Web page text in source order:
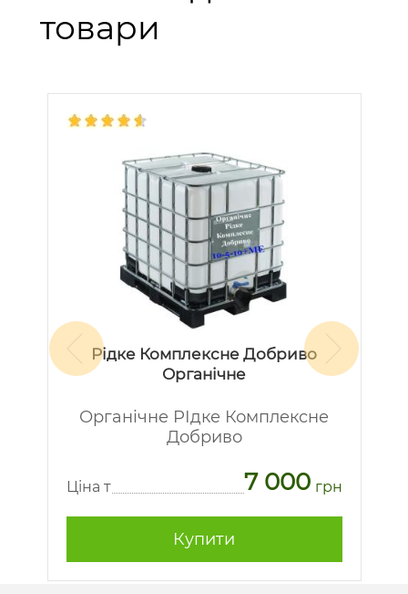
товари
Рідке Комплексне Добриво
Органічне
Органічне РІдке Комплексне
Добриво
Ціна т 7 000 грн
Купити